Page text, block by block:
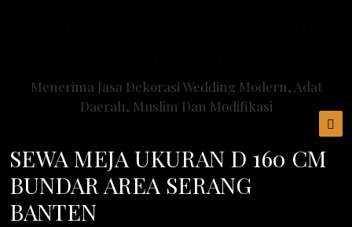
Menerima Jasa Dekorasi Wedding Modern, Adat
Daerah, Muslim Dan Modifikasi
SEWA MEJA UKURAN D 160 CM
BUNDAR AREA SERANG
BANTEN